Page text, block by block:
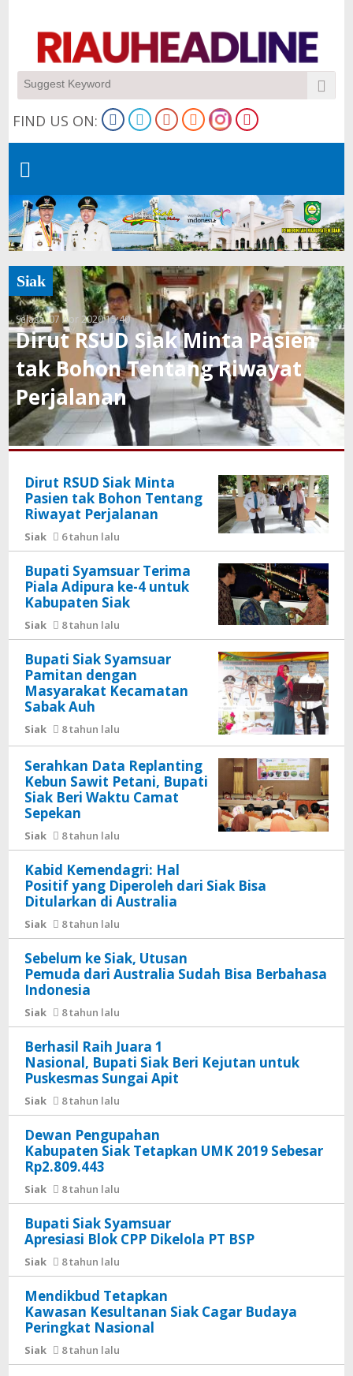
FIND US ON:
Siak
Selasa, 07 Apr 2020 15:40
Dirut RSUD Siak Minta Pasien
tak Bohon Tentang Riwayat
Perjalanan
Dirut RSUD Siak Minta
Pasien tak Bohon Tentang
Riwayat Perjalanan
Siak 6 tahun lalu
Bupati Syamsuar Terima
Piala Adipura ke-4 untuk
Kabupaten Siak
Siak 8 tahun lalu
Bupati Siak Syamsuar
Pamitan dengan
Masyarakat Kecamatan
Sabak Auh
Siak 8 tahun lalu
Serahkan Data Replanting
Kebun Sawit Petani, Bupati
Siak Beri Waktu Camat
Sepekan
Siak 8 tahun lalu
Kabid Kemendagri: Hal
Positif yang Diperoleh dari Siak Bisa
Ditularkan di Australia
Siak 8 tahun lalu
Sebelum ke Siak, Utusan
Pemuda dari Australia Sudah Bisa Berbahasa
Indonesia
Siak 8 tahun lalu
Berhasil Raih Juara 1
Nasional, Bupati Siak Beri Kejutan untuk
Puskesmas Sungai Apit
Siak 8 tahun lalu
Dewan Pengupahan
Kabupaten Siak Tetapkan UMK 2019 Sebesar
Rp2.809.443
Siak 8 tahun lalu
Bupati Siak Syamsuar
Apresiasi Blok CPP Dikelola PT BSP
Siak 8 tahun lalu
Mendikbud Tetapkan
Kawasan Kesultanan Siak Cagar Budaya
Peringkat Nasional
Siak 8 tahun lalu